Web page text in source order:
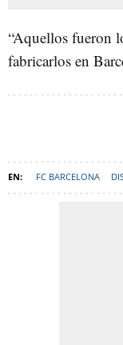
“Aquellos fueron
fabricarlos en
FC BARCELONA